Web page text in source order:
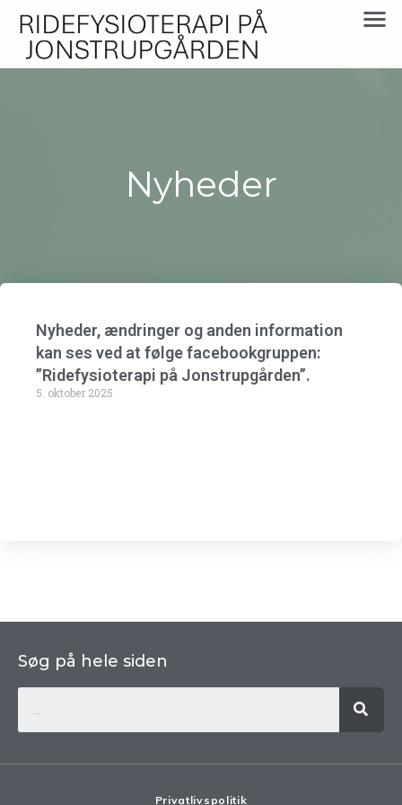
Nyheder
Nyheder, ændringer og anden information
kan ses ved at følge facebookgruppen:
”Ridefysioterapi på Jonstrupgården”.
5. oktober 2025
Søg på hele siden
Privatlivspolitik